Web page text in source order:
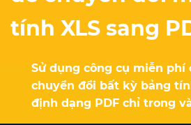
tính XLS sang
Sử dụng công cụ miễn phí
chuyển đổi bất kỳ bảng
định dạng PDF chỉ trong